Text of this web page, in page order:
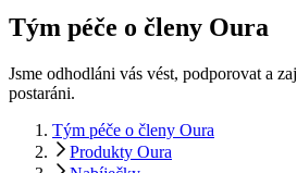
Tým péče o členy Oura
Jsme odhodláni vás vést, podporovat a
postaráni.
Tým péče o členy Oura
Produkty Oura